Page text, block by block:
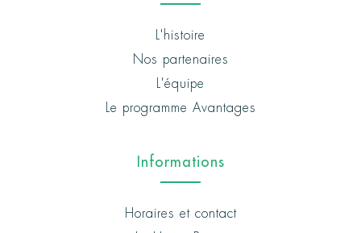
L'histoire
Nos partenaires
L'équipe
Le programme Avantages
Informations
Horaires et contact